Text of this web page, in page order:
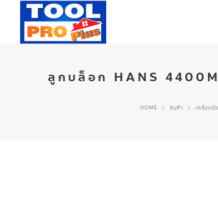
ลูกบล็อก HANS
HOME / สินค้า / เครื่องมื